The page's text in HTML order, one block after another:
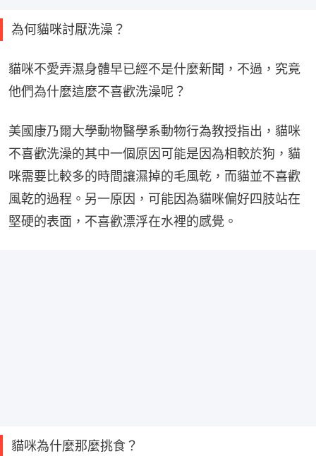
為何貓咪討厭洗澡？
貓咪不愛弄濕身體早已經不是什麼新聞，不過，究竟
他們為什麼這麼不喜歡洗澡呢？
美國康乃爾大學動物醫學系動物行為教授指出，貓咪
不喜歡洗澡的其中一個原因可能是因為相較於狗，貓
咪需要比較多的時間讓濕掉的毛風乾，而貓並不喜歡
風乾的過程。另一原因，可能因為貓咪偏好四肢站在
堅硬的表面，不喜歡漂浮在水裡的感覺。
貓咪為什麼那麼挑食？